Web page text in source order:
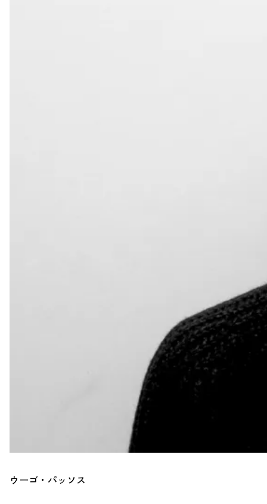
ウーゴ・パッソス